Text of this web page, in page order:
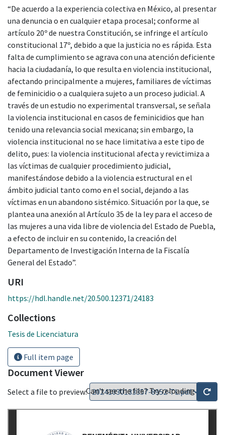
“De acuerdo a la experiencia colectiva en México, al presentar
una denuncia o en cualquier etapa procesal; conforme al
artículo 20º de nuestra Constitución, se infringe el artículo
constitucional 17º, debido a que la justicia no es rápida. Esta
falta de cumplimiento se agrava con una atención deficiente
hacia la ciudadanía, lo que resulta en violencia institucional,
afectando principalmente a mujeres, familiares de víctimas
de feminicidio o a cualquiera sujeto a un proceso judicial. A
través de un estudio no experimental transversal, se señala
la violencia institucional en casos de feminicidios que han
tenido una relevancia social mexicana; sin embargo, la
violencia institucional no se hace limitativa a este tipo de
delito, pues: la violencia institucional afecta y revictimiza a
las víctimas de cualquier procedimiento judicial,
manifestándose debido a la violencia estructural en el
ámbito judicial tanto como en el social, dejando a las
víctimas en un abandono sistémico. Situación por la que, se
plantea una anexión al Artículo 35 de la ley para el acceso de
las mujeres a una vida libre de violencia del Estado de Puebla,
a efecto de incluir en su contenido, la creación del
Departamento de Investigación Interna de la Fiscalía
General del Estado”.
URI
https://hdl.handle.net/20.500.12371/24183
Collections
Tesis de Licenciatura
Full item page
Document Viewer
Select a file to preview:Can't see the file? Try reloading